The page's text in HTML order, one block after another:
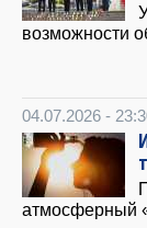
возможности
04.07.2026 -
атмосферный